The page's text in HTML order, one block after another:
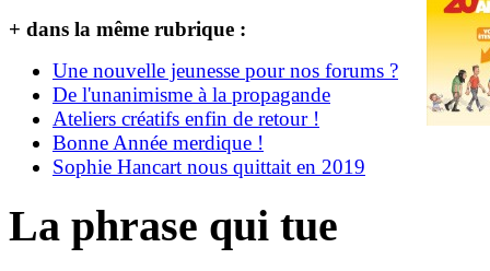
+ dans la même rubrique :
Une nouvelle jeunesse pour nos forums ?
De l'unanimisme à la propagande
Ateliers créatifs enfin de retour !
Bonne Année merdique !
Sophie Hancart nous quittait en 2019
La phrase qui tue